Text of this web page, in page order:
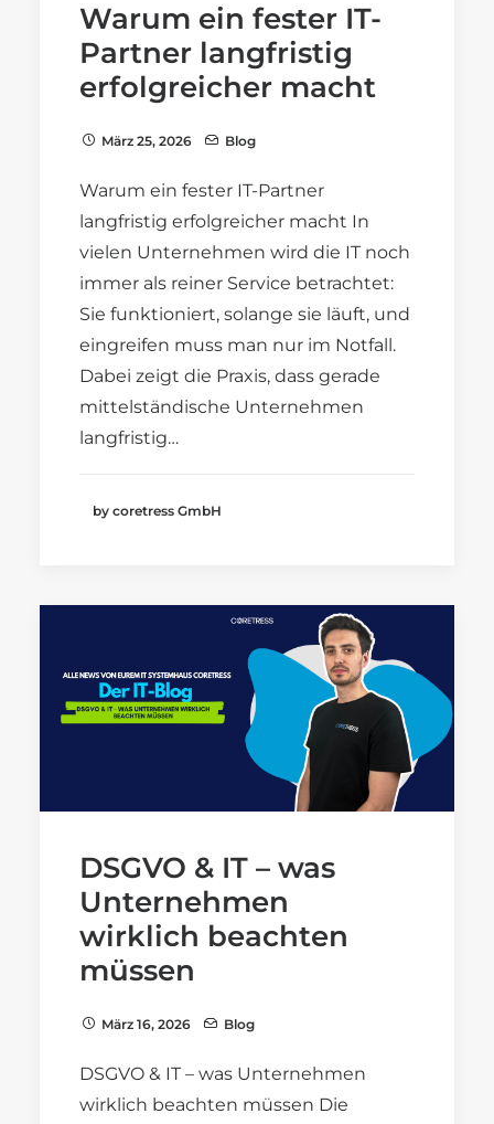
Warum ein fester IT-
Partner langfristig
erfolgreicher macht
März 25, 2026 Blog
Warum ein fester IT-Partner
langfristig erfolgreicher macht In
vielen Unternehmen wird die IT noch
immer als reiner Service betrachtet:
Sie funktioniert, solange sie läuft, und
eingreifen muss man nur im Notfall.
Dabei zeigt die Praxis, dass gerade
mittelständische Unternehmen
langfristig…
by coretress GmbH
DSGVO & IT – was
Unternehmen
wirklich beachten
müssen
März 16, 2026 Blog
DSGVO & IT – was Unternehmen
wirklich beachten müssen Die